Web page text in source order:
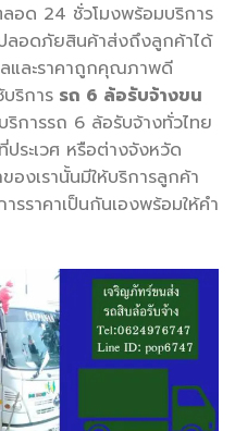
ลอด 24 ชั่วโมงพร้อมบริการ
ลอดภัยสินค้าส่งถึงลูกค้าได้
ลและราคาถูกคุณภาพดี
ริการ รถ 6 ล้อรับจ้างขน
บริการรถ 6 ล้อรับจ้างทั่วไทย
ระเวศ หรือต่างจังหวัด
องเรานั้นมีให้บริการลูกค้า
รราคาเป็นกันเองพร้อมให้คำ